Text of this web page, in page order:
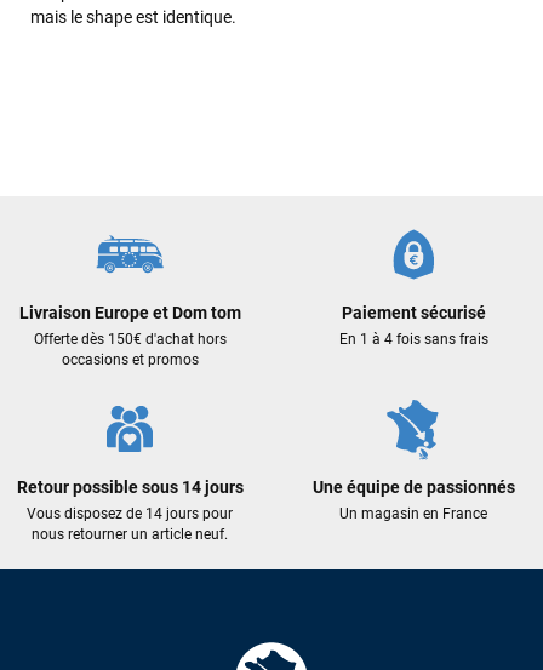
mais le shape est identique.
Livraison Europe et Dom tom
Offerte dès 150€ d'achat hors
occasions et promos
Paiement sécurisé
En 1 à 4 fois sans frais
Retour possible sous 14 jours
Vous disposez de 14 jours pour
nous retourner un article neuf.
Une équipe de passionnés
Un magasin en France
Maronui RICHMOND
J'ai acheté une voile d'occasion depuis Tahiti. Super service.
Mauruuru roa.
LAISSER UN AVIS